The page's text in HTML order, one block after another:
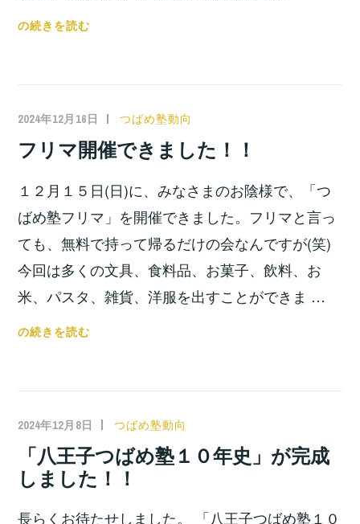
地
講
し
ま
誰
で
も
け
の続きを読む
2024年12月16日
小
宮
位
之
つばめ塾動向
フリマ開催できました！！
１２月１５日(日)に、みなさまのお陰様で、「つ
ばめ塾フリマ」を開催できました。フリマと言っ
ても、無料で持って帰るだけの会なんですが(笑)
今回は多くの文具、食料品、お菓子、飲料、お
米、パスタ、雑貨、洋服を出すことができま …
フ
で
き
ま
た！！
の続きを読む
2024年12月8日
小
宮
位
之
つばめ塾動向
「八王子つばめ塾１０年史」が完成
しました！！
長らくお待たせしました。 「八王子つばめ塾１０